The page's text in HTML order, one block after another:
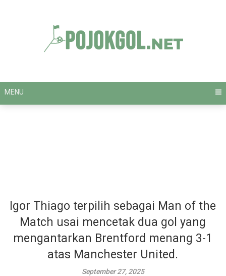
MENU
Igor Thiago terpilih sebagai Man of the
Match usai mencetak dua gol yang
mengantarkan Brentford menang 3-1
atas Manchester United.
September 27, 2025